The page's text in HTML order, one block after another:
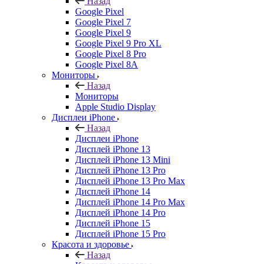
Google Pixel
Google Pixel 7
Google Pixel 9
Google Pixel 9 Pro XL
Google Pixel 8 Pro
Google Pixel 8A
Мониторы
Назад
Мониторы
Apple Studio Display
Дисплеи iPhone
Назад
Дисплеи iPhone
Дисплей iPhone 13
Дисплей iPhone 13 Mini
Дисплей iPhone 13 Pro
Дисплей iPhone 13 Pro Max
Дисплей iPhone 14
Дисплей iPhone 14 Pro Max
Дисплей iPhone 14 Pro
Дисплей iPhone 15
Дисплей iPhone 15 Pro
Красота и здоровье
Назад